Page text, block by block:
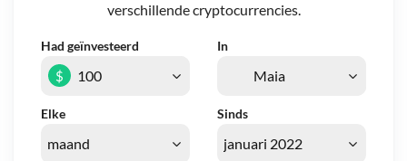
verschillende cryptocurrencies.
Had geïnvesteerd In
Elke Sinds
$